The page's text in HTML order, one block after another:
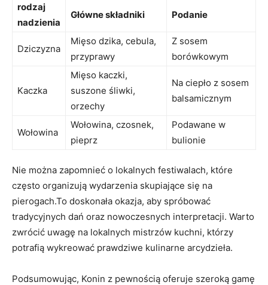
rodzaj
nadzienia
Główne składniki Podanie
Dziczyzna
Mięso dzika, cebula,
przyprawy
Z sosem‌
borówkowym
Kaczka
Mięso kaczki,
suszone śliwki,
orzechy
Na ciepło z sosem‌
balsamicznym
Wołowina
Wołowina, czosnek,
pieprz
Podawane w
‍bulionie
Nie⁤ można‌ zapomnieć o lokalnych‍ festiwalach, które
często organizują wydarzenia skupiające się ​na
pierogach.To doskonała ‌okazja, aby spróbować
tradycyjnych‍ dań oraz ⁤nowoczesnych interpretacji. Warto
zwrócić uwagę na lokalnych mistrzów kuchni, którzy
potrafią wykreować prawdziwe ⁢kulinarne arcydzieła.
Podsumowując, ‌Konin z pewnością oferuje szeroką gamę